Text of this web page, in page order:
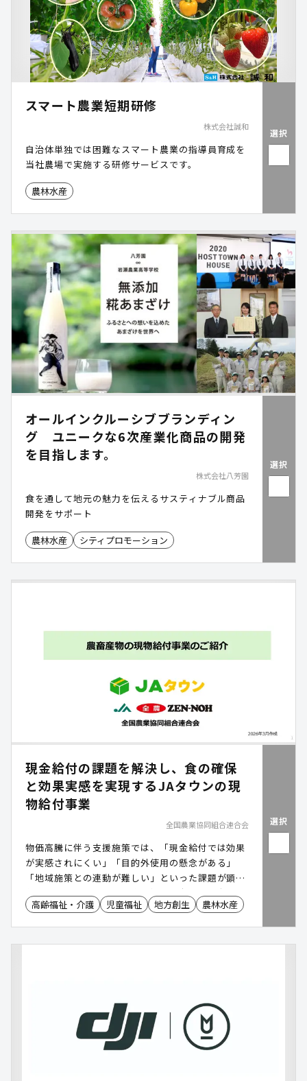
スマート農業短期研修
株式会社誠和
自治体単独では困難なスマート農業の指導員育成を
当社農場で実施する研修サービスです。
農林水産
選択
オールインクルーシブブランディン
グ ユニークな6次産業化商品の開発
を目指します。
株式会社八芳園
食を通して地元の魅力を伝えるサスティナブル商品
開発をサポート
農林水産 シティプロモーション
選択
現金給付の課題を解決し、食の確保
と効果実感を実現するJAタウンの現
物給付事業
全国農業協同組合連合会
物価高騰に伴う支援施策では、「現金給付では効果
が実感されにくい」「目的外使用の懸念がある」
「地域施策との連動が難しい」といった課題が顕在
化しています。また、健康福祉の観点や移住定住・
地域振興においても、地域資源を活用した実効性あ
高齢福祉・介護 児童福祉 地方創生 農林水産
選択